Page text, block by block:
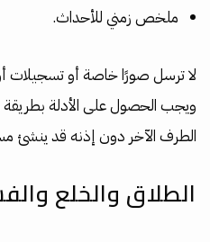
ملخص زمني للأحداث.
لا ترسل صورًا خاصة أو تسجيلات
ويجب الحصول على الأدلة
الطرف الآخر دون إذنه قد ينشئ
الطلاق والخلع